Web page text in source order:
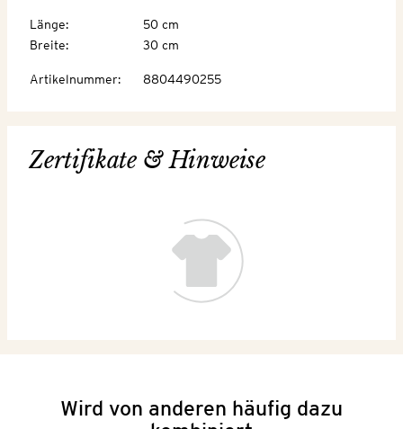
Länge:
50 cm
Breite: 30 cm
Artikelnummer: 8804490255
Zertifikate & Hinweise
Wird von anderen häufig dazu